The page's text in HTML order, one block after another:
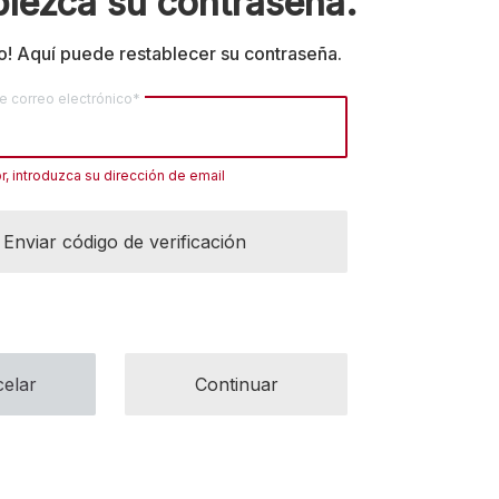
Aquí puede restablecer su contraseña.
correo electrónico*
introduzca su dirección de email
Enviar código de verificación
Continuar